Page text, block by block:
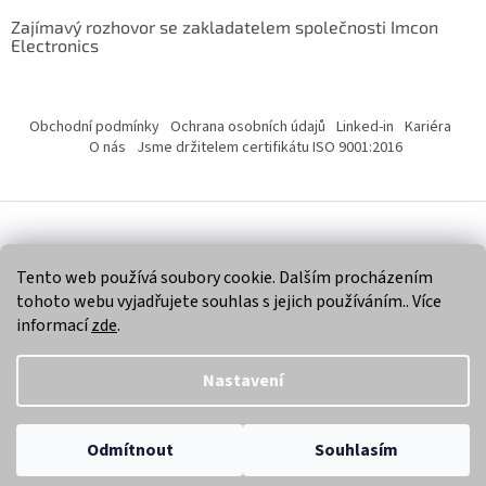
Tento web používá soubory cookie. Dalším procházením
tohoto webu vyjadřujete souhlas s jejich používáním.. Více
informacízde.
Nastavení
Odmítnout Souhlasím
Zajímavý rozhovor se zakladatelem společnosti Imcon
Electronics
Obchodní podmínky Ochrana osobních údajů Linked-in Kariéra
O nás Jsme držitelem certifikátu ISO 9001:2016
Copyright 2026